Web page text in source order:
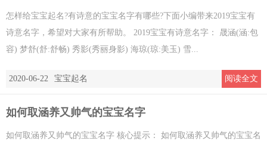
怎样给宝宝起名?有诗意的宝宝名字有哪些?下面小编带来2019宝宝有
诗意名字，希望对大家有所帮助。 2019宝宝有诗意名字： 晟涵(涵:包
容) 梦舒(舒:舒畅) 秀影(秀丽身影) 海琼(琼:美玉) 雪...
2020-06-22 宝宝起名 阅读全文
如何取涵养又帅气的宝宝名字
如何取涵养又帅气的宝宝名字 核心提示： 如何取涵养又帅气的宝宝名